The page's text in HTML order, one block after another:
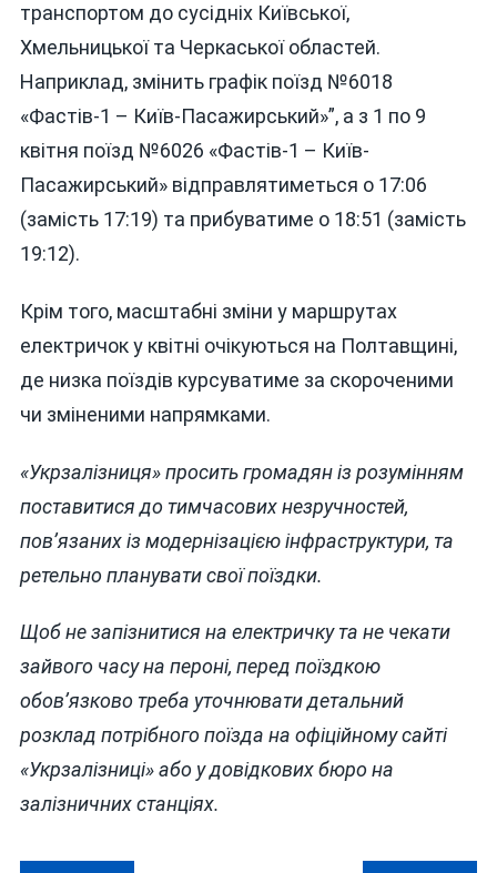
транспортом до сусідніх Київської,
Хмельницької та Черкаської областей.
Наприклад, змінить графік поїзд №6018
«Фастів-1 – Київ-Пасажирський»”, а з 1 по 9
квітня поїзд №6026 «Фастів-1 – Київ-
Пасажирський» відправлятиметься о 17:06
(замість 17:19) та прибуватиме о 18:51 (замість
19:12).
Крім того, масштабні зміни у маршрутах
електричок у квітні очікуються на Полтавщині,
де низка поїздів курсуватиме за скороченими
чи зміненими напрямками.
«Укрзалізниця» просить громадян із розумінням
поставитися до тимчасових незручностей,
пов’язаних із модернізацією інфраструктури, та
ретельно планувати свої поїздки.
Щоб не запізнитися на електричку та не чекати
зайвого часу на пероні, перед поїздкою
обов’язково треба уточнювати детальний
розклад потрібного поїзда на офіційному сайті
«Укрзалізниці» або у довідкових бюро на
залізничних станціях.